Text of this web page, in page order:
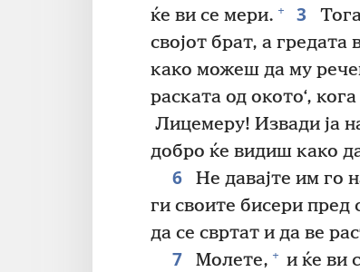
ќе ви се мери. + 3
својот брат, а
како можеш да му
раската од окото‘,
Лицемеру! Извади ја
добро ќе видиш како
6 Не давајте им го
ги своите бисери пред
да се свртат и да ве
7 Молете, + и ќе ви